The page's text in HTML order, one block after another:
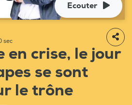
Ecouter
sec
en crise, le jour
se sont
le trône